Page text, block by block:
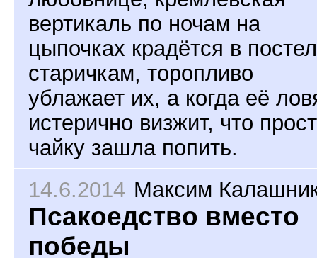
вертикаль по ночам на
цыпочках крадётся в
старичкам, торопливо
ублажает их, а когда её
истерично визжит, что
чайку зашла попить.
14.6.2014 Максим
Псакоедство вместо
победы